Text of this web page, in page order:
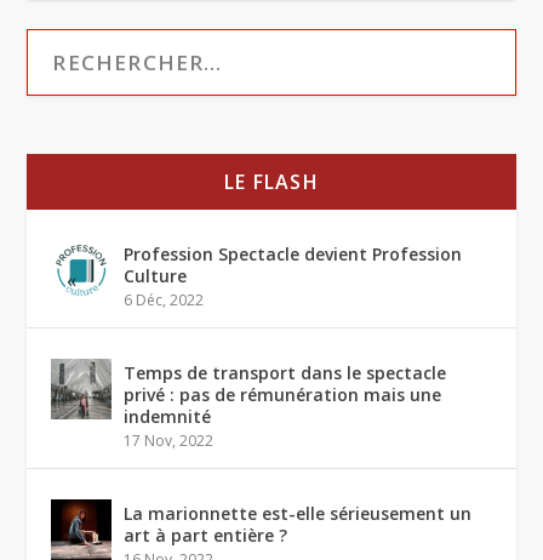
LE FLASH
Profession Spectacle devient Profession
Culture
6 Déc, 2022
Temps de transport dans le spectacle
privé : pas de rémunération mais une
indemnité
17 Nov, 2022
La marionnette est-elle sérieusement un
art à part entière ?